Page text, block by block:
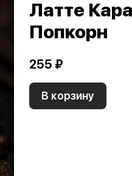
Латте
Попкорн
255 ₽
В корзину